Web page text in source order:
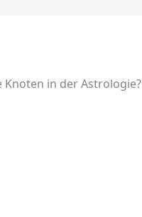
Knoten in der Astrologie?